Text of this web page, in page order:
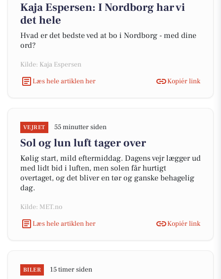
Kaja Espersen: I Nordborg har vi
det hele
Hvad er det bedste ved at bo i Nordborg - med dine
ord?
Kilde: Kaja Espersen
Læs hele artiklen her
Kopiér link
VEJRET 55 minutter siden
Sol og lun luft tager over
Kølig start, mild eftermiddag. Dagens vejr lægger ud
med lidt bid i luften, men solen får hurtigt
overtaget, og det bliver en tør og ganske behagelig
dag.
Kilde: MET.no
Læs hele artiklen her
Kopiér link
BILER 15 timer siden